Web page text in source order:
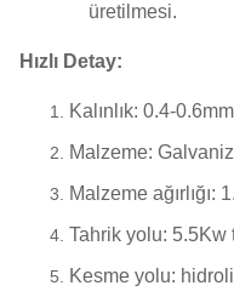
üretilmesi.
Hızlı Detay:
Kalınlık: 0.4-0.6mm
Malzeme:
Malzeme ağırlığı:
Tahrik yolu: 5.5Kw
Kesme yolu: